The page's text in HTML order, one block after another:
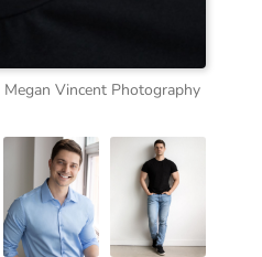
Megan Vincent Photography